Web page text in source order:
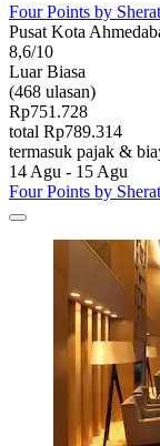
Four Points by
Pusat Kota
8,6/10
Luar Biasa
(468 ulasan)
Rp751.728
total Rp789.314
termasuk pajak &
14 Agu - 15 Agu
Four Points by